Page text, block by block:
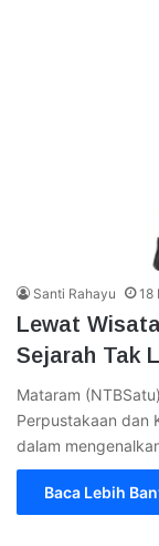
Santi Rahayu 18
Lewat
Sejarah Tak
Mataram
Perpustakaan dan
dalam
Baca Lebih